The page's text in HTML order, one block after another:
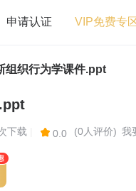
申请认证 VIP免费专
组织行为学课件.ppt
下载 0.0 (0人评价) 我